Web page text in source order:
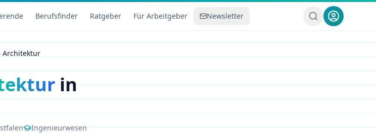
Berufsfinder Ratgeber Für Arbeitgeber Newsletter
Architektur
in
Ingenieurwesen